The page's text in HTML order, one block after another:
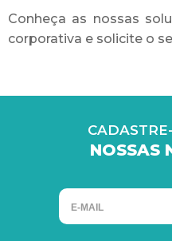
Conheça as nossas
corporativa e solicite o
NOSSAS